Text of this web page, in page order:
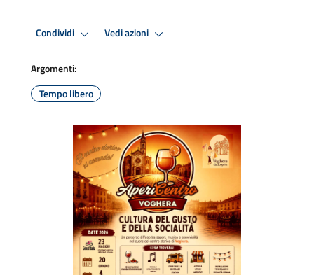
Condividi Vedi azioni
Argomenti:
Tempo libero